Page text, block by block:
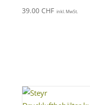
39.00 CHF inkl. MwSt.